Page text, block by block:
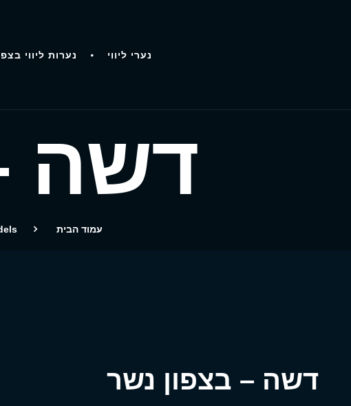
נערות ליווי נערי ליווי
דשה
עמוד הבית
דשה – בצפון נשר